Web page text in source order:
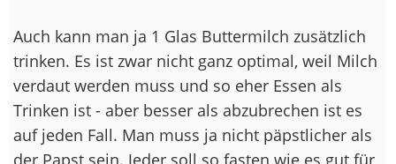
Auch kann man ja 1 Glas Buttermilch zusätzlich
trinken. Es ist zwar nicht ganz optimal, weil Milch
verdaut werden muss und so eher Essen als
Trinken ist - aber besser als abzubrechen ist es
auf jeden Fall. Man muss ja nicht päpstlicher als
der Papst sein. Jeder soll so fasten wie es gut für